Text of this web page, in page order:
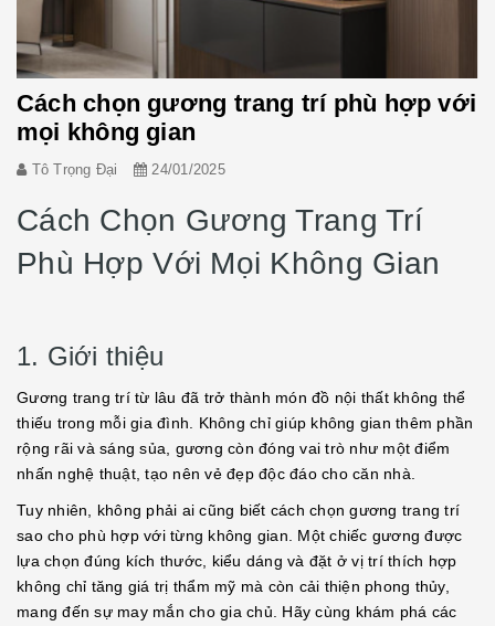
Cách chọn gương trang trí phù hợp với
mọi không gian
Tô Trọng Đại 24/01/2025
Cách Chọn Gương Trang Trí
Phù Hợp Với Mọi Không Gian
1. Giới thiệu
Gương trang trí từ lâu đã trở thành món đồ nội thất không thể
thiếu trong mỗi gia đình. Không chỉ giúp không gian thêm phần
rộng rãi và sáng sủa, gương còn đóng vai trò như một điểm
nhấn nghệ thuật, tạo nên vẻ đẹp độc đáo cho căn nhà.
Tuy nhiên, không phải ai cũng biết cách chọn gương trang trí
sao cho phù hợp với từng không gian. Một chiếc gương được
lựa chọn đúng kích thước, kiểu dáng và đặt ở vị trí thích hợp
không chỉ tăng giá trị thẩm mỹ mà còn cải thiện phong thủy,
mang đến sự may mắn cho gia chủ. Hãy cùng khám phá các